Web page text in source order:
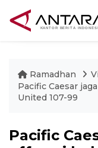
Ramadhan
Pacific Caesar
United 107-99
Pacific